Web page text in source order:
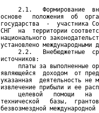
2.1.   Формирование
основе   положения  об
государства  -  участника
СНГ  на  территории
национального
установлено международными
2.2.   Внебюджетные
источников:
платы за выполненные
являющейся  доходом  от
указанная  деятельность не
извлечение прибыли и ее
целевой   помощи   на
технической   базы,
безвозмездной